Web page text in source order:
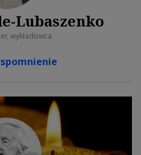
Lubaszenko
wykładowca